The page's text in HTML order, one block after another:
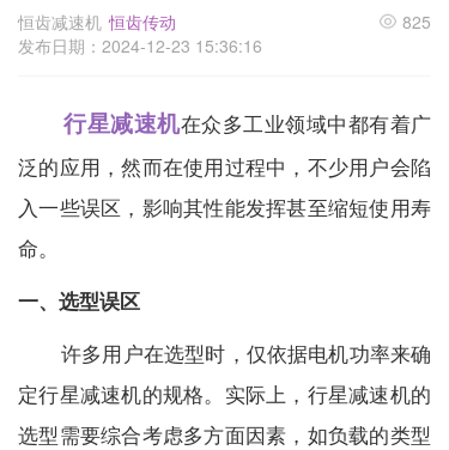
a
a
i
o
n
恒齿减速机 恒齿传动
发布日期：2024-12-23 15:36:16
825
行星减速机在众多工业领域中都有着广
泛的应用，然而在使用过程中，不少用户会陷
入一些误区，影响其性能发挥甚至缩短使用寿
命。
一、选型误区
许多用户在选型时，仅依据电机功率来确
定行星减速机的规格。实际上， 行星减速机的
选型需要综合考虑多方面因素，如负载的类型